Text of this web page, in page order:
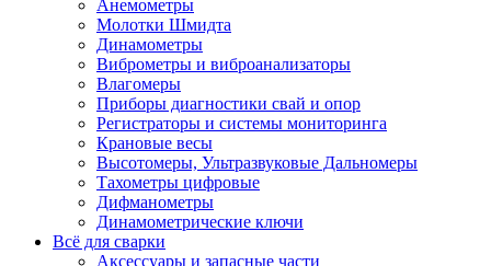
Анемометры
Молотки Шмидта
Динамометры
Виброметры и виброанализаторы
Влагомеры
Приборы диагностики свай и опор
Регистраторы и системы мониторинга
Крановые весы
Высотомеры, Ультразвуковые Дальномеры
Тахометры цифровые
Дифманометры
Динамометрические ключи
Всё для сварки
Аксессуары и запасные части